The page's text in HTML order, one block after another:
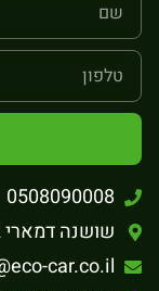
0508090008
שושנה דמארי 22 רמלה
car.co.il